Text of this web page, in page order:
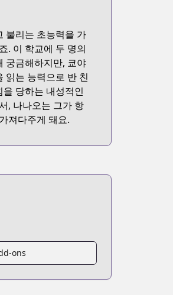
불리는 초능력을 가
. 이 학교에 두 명의
궁금해하지만, 쿄야
읽는 능력으로 반 친
당하는 내성적인
, 나나오는 그가 항
져다주게 돼요.
ons